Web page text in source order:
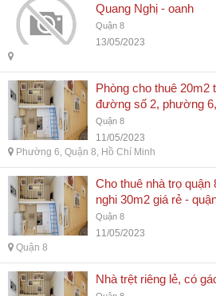
Quang Nghị - oanh
Quận 8
13/05/2023
Phòng cho thuê 20m2
đường số 2, phường
8, hồ chí minh
Quận 8
11/05/2023
Phường 6, Quận 8, Hồ Chí Minh
Cho thuê nhà trọ
nghi 30m2 giá rẻ -
Quận 8
11/05/2023
Quận 8
Nhà trệt riêng lẻ, có